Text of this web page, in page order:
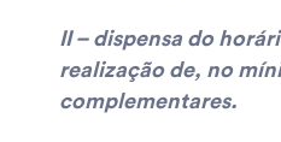
II – dispensa do
realização de, no
complementares.